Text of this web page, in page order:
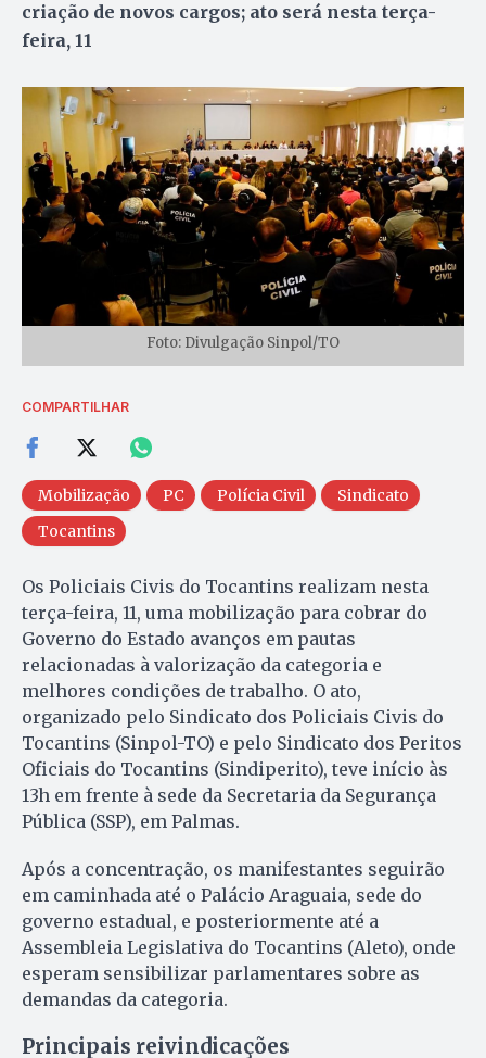
criação de novos cargos; ato será nesta terça-
feira, 11
Foto: Divulgação Sinpol/TO
COMPARTILHAR
Mobilização PC Polícia Civil
Sindicato
Tocantins
Os Policiais Civis do Tocantins realizam nesta
terça-feira, 11, uma mobilização para cobrar do
Governo do Estado avanços em pautas
relacionadas à valorização da categoria e
melhores condições de trabalho. O ato,
organizado pelo Sindicato dos Policiais Civis do
Tocantins (Sinpol-TO) e pelo Sindicato dos Peritos
Oficiais do Tocantins (Sindiperito), teve início às
13h em frente à sede da Secretaria da Segurança
Pública (SSP), em Palmas.
Após a concentração, os manifestantes seguirão
em caminhada até o Palácio Araguaia, sede do
governo estadual, e posteriormente até a
Assembleia Legislativa do Tocantins (Aleto), onde
esperam sensibilizar parlamentares sobre as
demandas da categoria.
Principais reivindicações